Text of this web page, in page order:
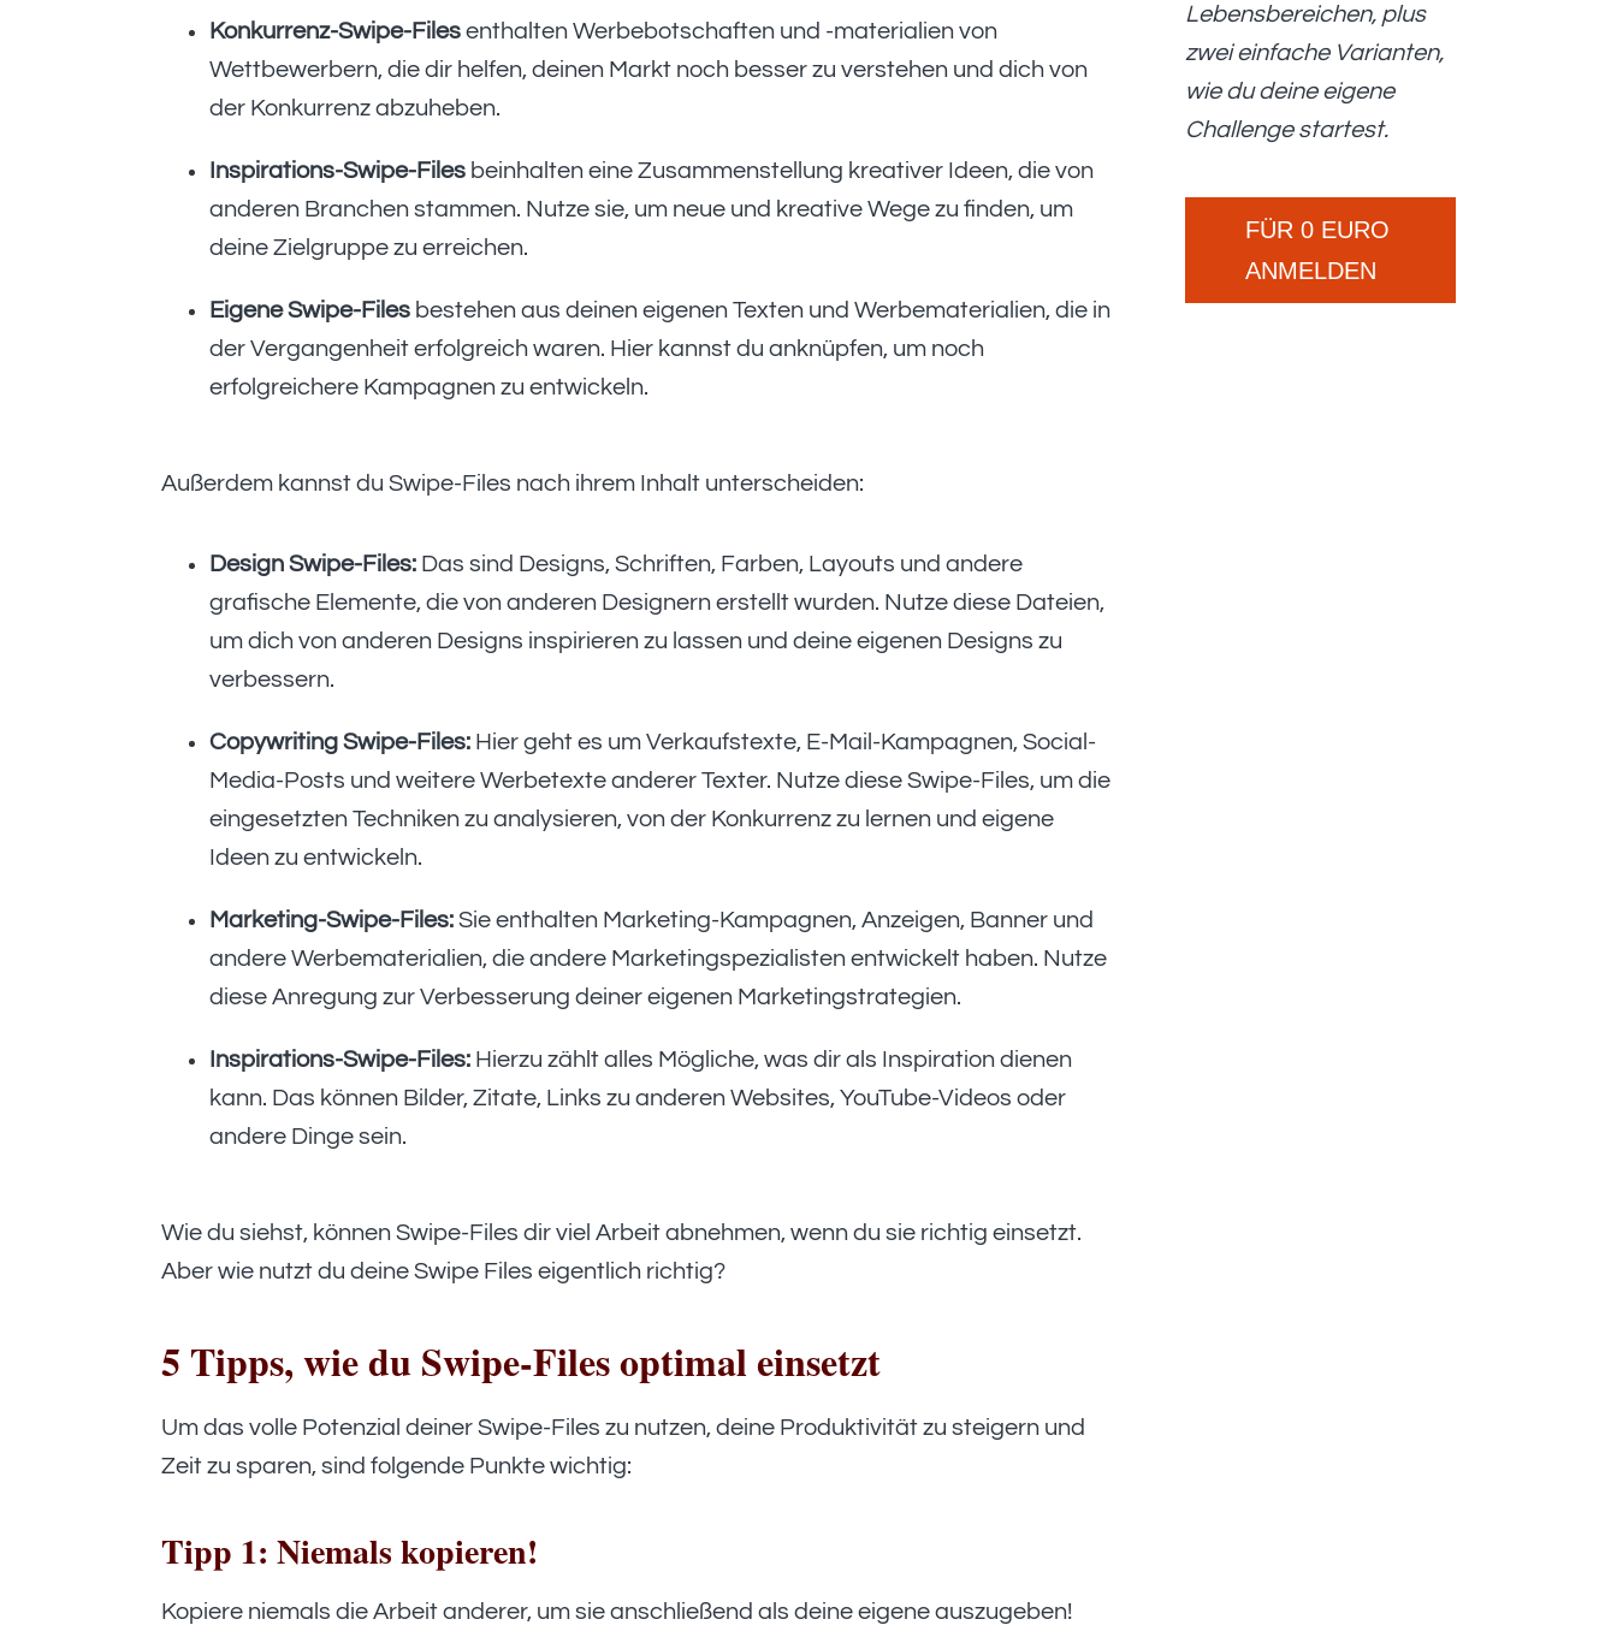
Konkurrenz-Swipe-Files enthalten Werbebotschaften und -materialien von
Wettbewerbern, die dir helfen, deinen Markt noch besser zu verstehen und dich von
der Konkurrenz abzuheben.
Inspirations-Swipe-Files beinhalten eine Zusammenstellung kreativer Ideen, die von
anderen Branchen stammen. Nutze sie, um neue und kreative Wege zu finden, um
deine Zielgruppe zu erreichen.
Eigene Swipe-Files bestehen aus deinen eigenen Texten und Werbematerialien, die in
der Vergangenheit erfolgreich waren. Hier kannst du anknüpfen, um noch
erfolgreichere Kampagnen zu entwickeln.
Außerdem kannst du Swipe-Files nach ihrem Inhalt unterscheiden:
Design Swipe-Files: Das sind Designs, Schriften, Farben, Layouts und andere
grafische Elemente, die von anderen Designern erstellt wurden. Nutze diese Dateien,
um dich von anderen Designs inspirieren zu lassen und deine eigenen Designs zu
verbessern.
Copywriting Swipe-Files: Hier geht es um Verkaufstexte, E-Mail-Kampagnen, Social-
Media-Posts und weitere Werbetexte anderer Texter. Nutze diese Swipe-Files, um die
eingesetzten Techniken zu analysieren, von der Konkurrenz zu lernen und eigene
Ideen zu entwickeln.
Marketing-Swipe-Files: Sie enthalten Marketing-Kampagnen, Anzeigen, Banner und
andere Werbematerialien, die andere Marketingspezialisten entwickelt haben. Nutze
diese Anregung zur Verbesserung deiner eigenen Marketingstrategien.
Inspirations-Swipe-Files: Hierzu zählt alles Mögliche, was dir als Inspiration dienen
kann. Das können Bilder, Zitate, Links zu anderen Websites, YouTube-Videos oder
andere Dinge sein.
Wie du siehst, können Swipe-Files dir viel Arbeit abnehmen, wenn du sie richtig einsetzt.
Aber wie nutzt du deine Swipe Files eigentlich richtig?
5 Tipps, wie du Swipe-Files optimal einsetzt
Um das volle Potenzial deiner Swipe-Files zu nutzen, deine Produktivität zu steigern und
Zeit zu sparen, sind folgende Punkte wichtig:
Tipp 1: Niemals kopieren!
Kopiere niemals die Arbeit anderer, um sie anschließend als deine eigene auszugeben!
Lebensbereichen, plus
zwei einfache Varianten,
wie du deine eigene
Challenge startest.
FÜR 0 EURO
ANMELDEN